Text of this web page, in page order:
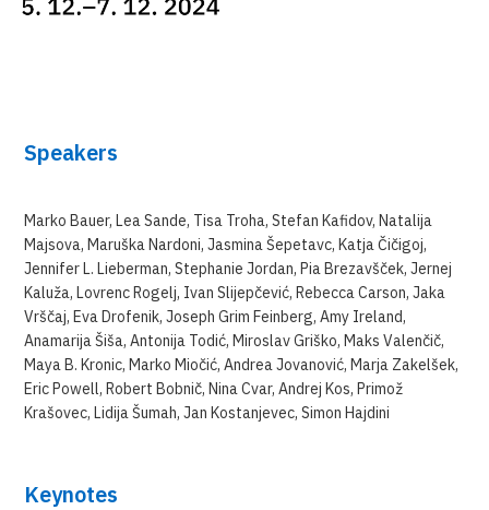
Speakers
Marko Bauer, Lea Sande, Tisa Troha, Stefan Kafidov, Natalija
Majsova, Maruška Nardoni, Jasmina Šepetavc, Katja Čičigoj,
Jennifer L. Lieberman, Stephanie Jordan, Pia Brezavšček, Jernej
Kaluža, Lovrenc Rogelj, Ivan Slijepčević, Rebecca Carson, Jaka
Vrščaj, Eva Drofenik, Joseph Grim Feinberg, Amy Ireland,
Anamarija Šiša, Antonija Todić, Miroslav Griško, Maks Valenčič,
Maya B. Kronic, Marko Miočić, Andrea Jovanović, Marja Zakelšek,
Eric Powell, Robert Bobnič, Nina Cvar, Andrej Kos, Primož
Krašovec, Lidija Šumah, Jan Kostanjevec, Simon Hajdini
Keynotes